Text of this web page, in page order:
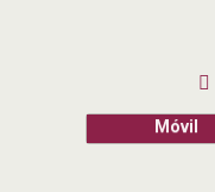
Móvil